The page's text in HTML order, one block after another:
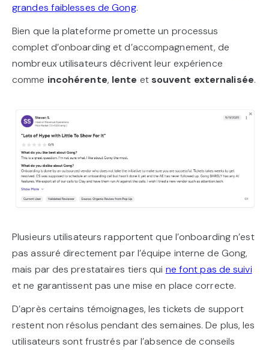
grandes faiblesses de Gong.
Bien que la plateforme promette un processus
complet d’onboarding et d’accompagnement, de
nombreux utilisateurs décrivent leur expérience
comme incohérente, lente et souvent externalisée.
Plusieurs utilisateurs rapportent que l’onboarding n’est
pas assuré directement par l’équipe interne de Gong,
mais par des prestataires tiers qui ne font pas de suivi
et ne garantissent pas une mise en place correcte.
D’après certains témoignages, les tickets de support
restent non résolus pendant des semaines. De plus, les
utilisateurs sont frustrés par l’absence de conseils